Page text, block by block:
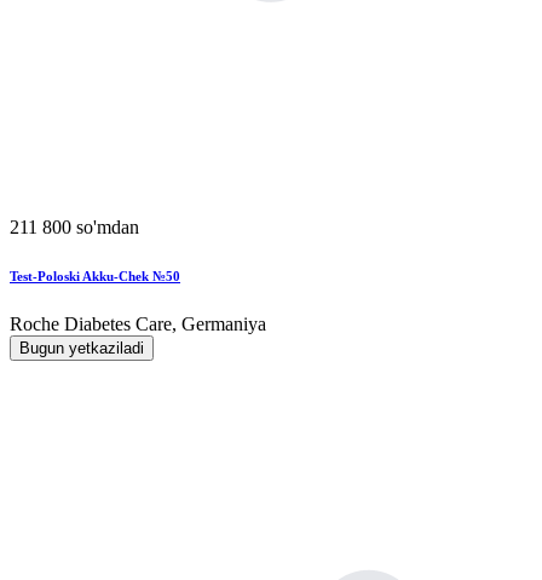
211 800 so'mdan
Test-Poloski Akku-Chek №50
Roche Diabetes Care, Germaniya
Bugun yetkaziladi